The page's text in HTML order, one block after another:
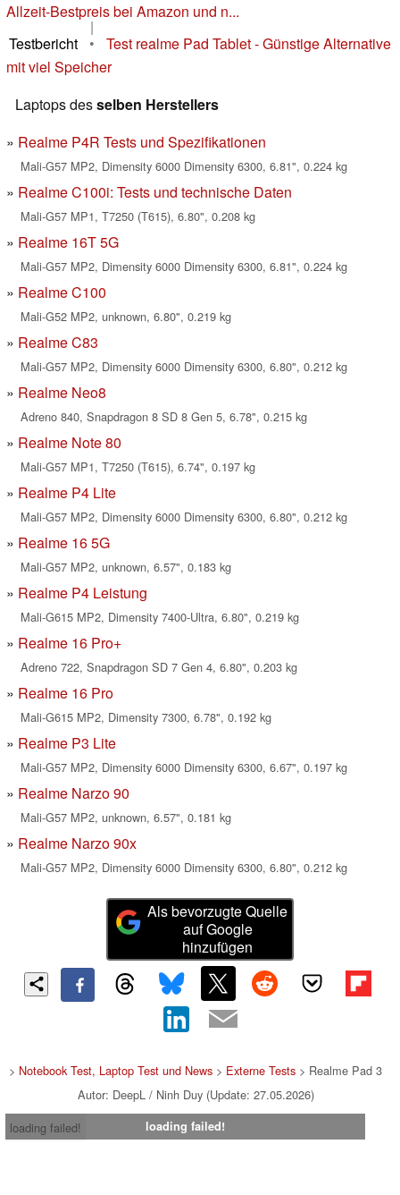
Allzeit-Bestpreis bei Amazon und n...
|
Testbericht
•
Test realme Pad Tablet - Günstige Alternative
mit viel Speicher
Laptops desselben Herstellers
Realme P4R Tests und Spezifikationen
Mali-G57 MP2, Dimensity 6000 Dimensity 6300, 6.81", 0.224 kg
Realme C100i: Tests und technische Daten
Mali-G57 MP1, T7250 (T615), 6.80", 0.208 kg
Realme 16T 5G
Mali-G57 MP2, Dimensity 6000 Dimensity 6300, 6.81", 0.224 kg
Realme C100
Mali-G52 MP2, unknown, 6.80", 0.219 kg
Realme C83
Mali-G57 MP2, Dimensity 6000 Dimensity 6300, 6.80", 0.212 kg
Realme Neo8
Adreno 840, Snapdragon 8 SD 8 Gen 5, 6.78", 0.215 kg
Realme Note 80
Mali-G57 MP1, T7250 (T615), 6.74", 0.197 kg
Realme P4 Lite
Mali-G57 MP2, Dimensity 6000 Dimensity 6300, 6.80", 0.212 kg
Realme 16 5G
Mali-G57 MP2, unknown, 6.57", 0.183 kg
Realme P4 Leistung
Mali-G615 MP2, Dimensity 7400-Ultra, 6.80", 0.219 kg
Realme 16 Pro+
Adreno 722, Snapdragon SD 7 Gen 4, 6.80", 0.203 kg
Realme 16 Pro
Mali-G615 MP2, Dimensity 7300, 6.78", 0.192 kg
Realme P3 Lite
Mali-G57 MP2, Dimensity 6000 Dimensity 6300, 6.67", 0.197 kg
Realme Narzo 90
Mali-G57 MP2, unknown, 6.57", 0.181 kg
Realme Narzo 90x
Mali-G57 MP2, Dimensity 6000 Dimensity 6300, 6.80", 0.212 kg
Als bevorzugte Quelle
auf Google
hinzufügen
> Notebook Test, Laptop Test und News > Externe Tests > Realme Pad 3
Autor: DeepL / Ninh Duy (Update: 27.05.2026)
loading failed!
loading failed!